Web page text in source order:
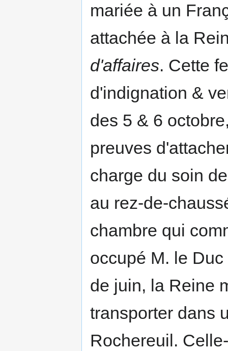
mariée à un
attachée à la
d'affaires. Cette
d'indignation &
des 5 & 6
preuves
charge du soin
au rez-de-
chambre qui
occupé M. le
de juin, la Reine
transporter dans
Rochereuil.